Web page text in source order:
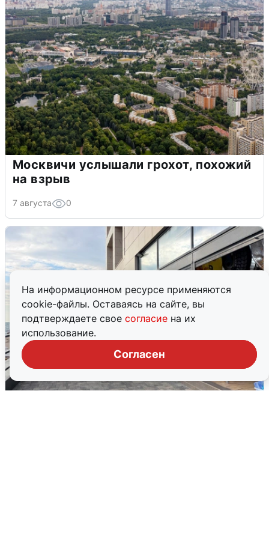
На информационном ресурсе применяются
cookie-файлы. Оставаясь на сайте, вы
подтверждаете свое согласие на их
использование.
Согласен
Москвичи услышали грохот, похожий
на взрыв
7 августа 0